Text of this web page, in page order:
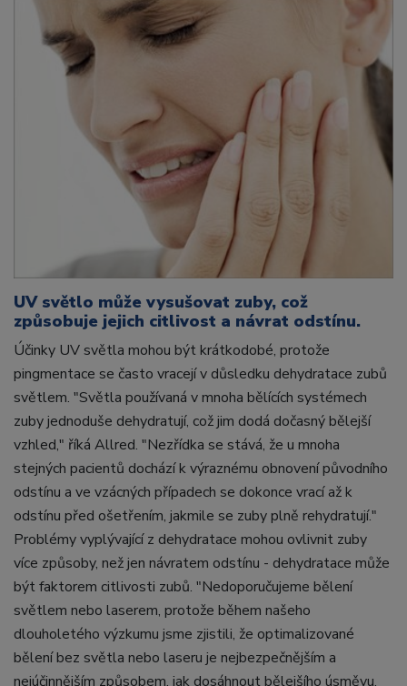
UV světlo může vysušovat zuby, což
způsobuje jejich citlivost a návrat odstínu.
Účinky UV světla mohou být krátkodobé, protože
pingmentace se často vracejí v důsledku dehydratace zubů
světlem. "Světla používaná v mnoha bělících systémech
zuby jednoduše dehydratují, což jim dodá dočasný bělejší
vzhled," říká Allred. "Nezřídka se stává, že u mnoha
stejných pacientů dochází k výraznému obnovení původního
odstínu a ve vzácných případech se dokonce vrací až k
odstínu před ošetřením, jakmile se zuby plně rehydratují."
Problémy vyplývající z dehydratace mohou ovlivnit zuby
více způsoby, než jen návratem odstínu - dehydratace může
být faktorem citlivosti zubů. "Nedoporučujeme bělení
světlem nebo laserem, protože během našeho
dlouholetého výzkumu jsme zjistili, že optimalizované
bělení bez světla nebo laseru je nejbezpečnějším a
nejúčinnějším způsobem, jak dosáhnout bělejšího úsměvu,